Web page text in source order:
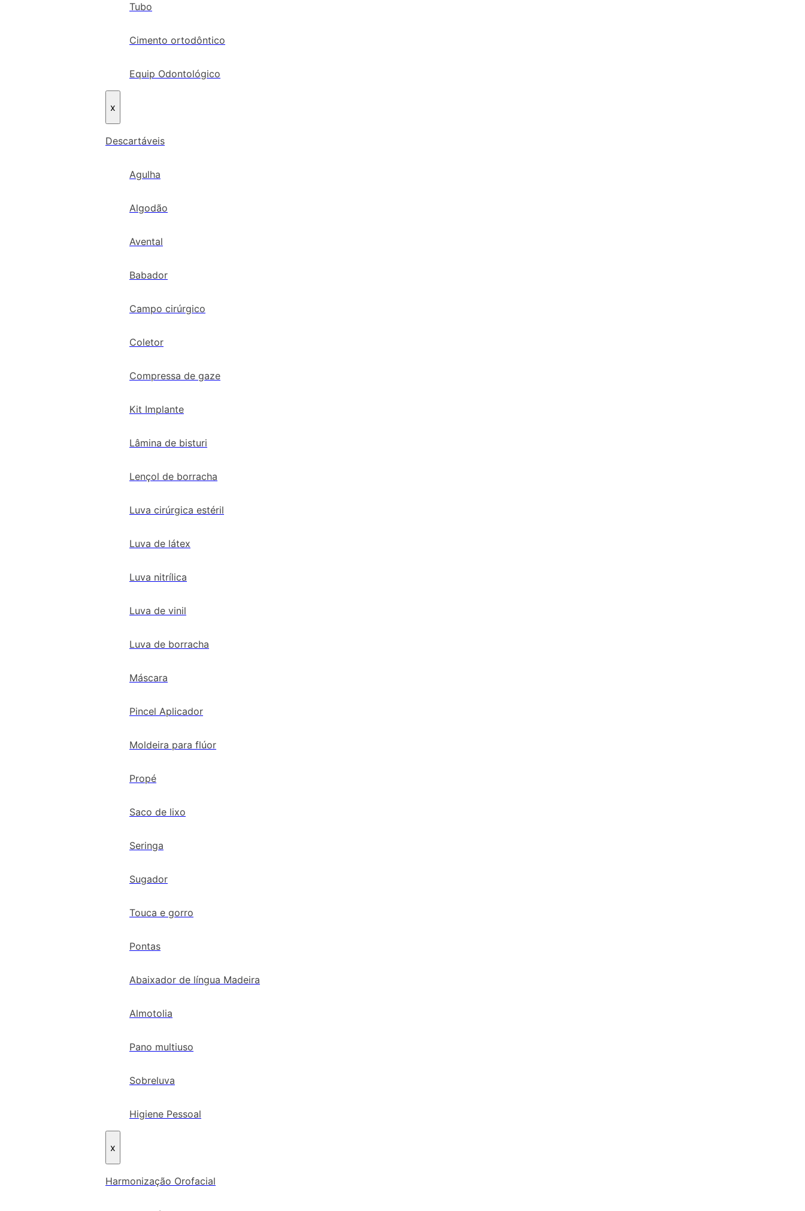
Tubo
Cimento ortodôntico
Equip Odontológico
x
Descartáveis
Agulha
Algodão
Avental
Babador
Campo cirúrgico
Coletor
Compressa de gaze
Kit Implante
Lâmina de bisturi
Lençol de borracha
Luva cirúrgica estéril
Luva de látex
Luva nitrílica
Luva de vinil
Luva de borracha
Máscara
Pincel Aplicador
Moldeira para flúor
Propé
Saco de lixo
Seringa
Sugador
Touca e gorro
Pontas
Abaixador de língua Madeira
Almotolia
Pano multiuso
Sobreluva
Higiene Pessoal
x
Harmonização Orofacial